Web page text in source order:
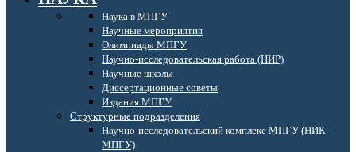
Наука в МПГУ
Научные мероприятия
Олимпиады МПГУ
Научно-исследовательская работа (НИР)
Научные школы
Диссертационные советы
Издания МПГУ
Структурные подразделения
Научно-исследовательский комплекс МПГУ (НИК
МПГУ)